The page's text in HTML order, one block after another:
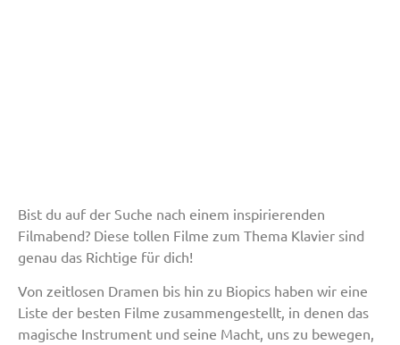
Bist du auf der Suche nach einem inspirierenden
Filmabend? Diese tollen Filme zum Thema Klavier sind
genau das Richtige für dich!
Von zeitlosen Dramen bis hin zu Biopics haben wir eine
Liste der besten Filme zusammengestellt, in denen das
magische Instrument und seine Macht, uns zu bewegen,